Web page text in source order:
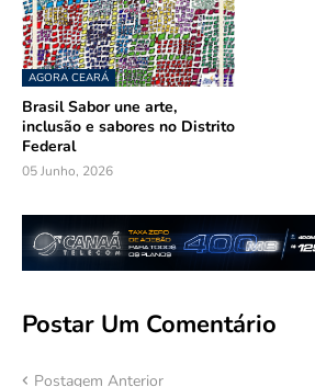
AGORA CEARÁ
Brasil Sabor une arte,
inclusão e sabores no Distrito
Federal
05 Junho, 2026
Postar Um Comentário
Postagem Anterior